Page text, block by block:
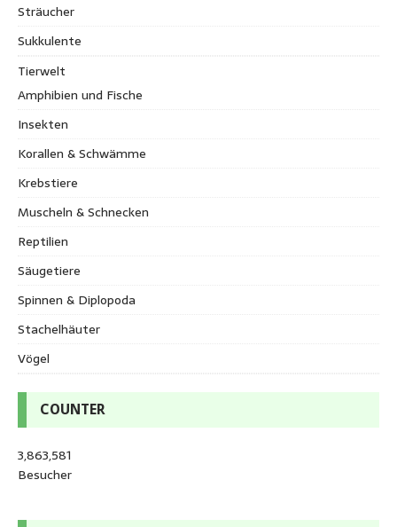
Sträucher
Sukkulente
Tierwelt
Amphibien und Fische
Insekten
Korallen & Schwämme
Krebstiere
Muscheln & Schnecken
Reptilien
Säugetiere
Spinnen & Diplopoda
Stachelhäuter
Vögel
COUNTER
3,863,581
Besucher